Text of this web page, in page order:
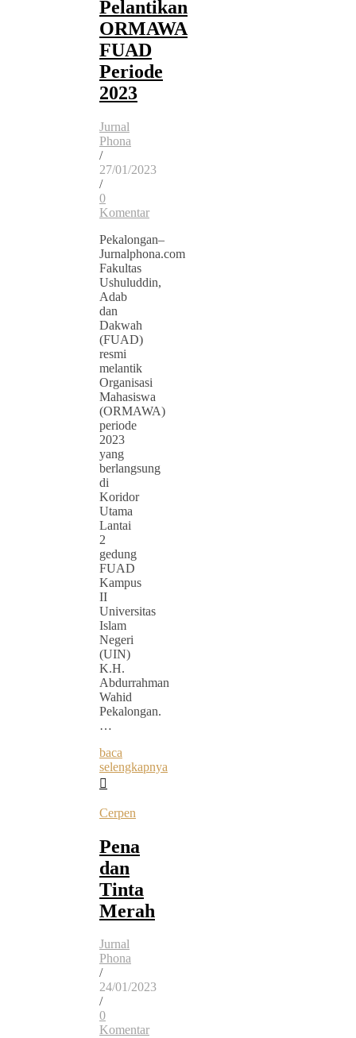
Pelantikan
ORMAWA
FUAD
Periode
2023
Jurnal
Phona
/
27/01/2023
/
0
Komentar
Pekalongan–
Jurnalphona.com
Fakultas
Ushuluddin,
Adab
dan
Dakwah
(FUAD)
resmi
melantik
Organisasi
Mahasiswa
(ORMAWA)
periode
2023
yang
berlangsung
di
Koridor
Utama
Lantai
2
gedung
FUAD
Kampus
II
Universitas
Islam
Negeri
(UIN)
K.H.
Abdurrahman
Wahid
Pekalongan.
…
baca
selengkapnya
Cerpen
Pena
dan
Tinta
Merah
Jurnal
Phona
/
24/01/2023
/
0
Komentar